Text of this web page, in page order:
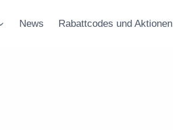
News Rabattcodes und Aktionen